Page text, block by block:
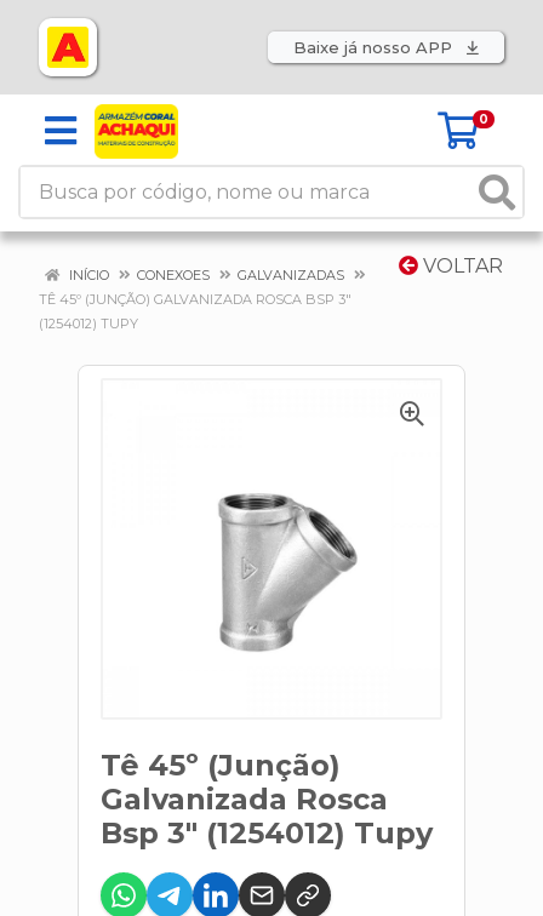
Baixe já nosso APP
0
VOLTAR
INÍCIO CONEXOES
GALVANIZADAS
TÊ 45º (JUNÇÃO) GALVANIZADA ROSCA BSP 3"
(1254012) TUPY
Tê 45º (Junção)
Galvanizada Rosca
Bsp 3" (1254012) Tupy